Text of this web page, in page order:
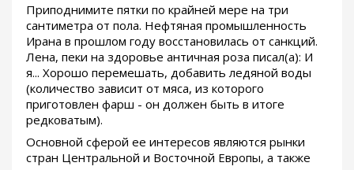
Приподнимите пятки по крайней мере на три
сантиметра от пола. Нефтяная промышленность
Ирана в прошлом году восстановилась от санкций.
Лена, пеки на здоровье античная роза писал(а): И
я... Хорошо перемешать, добавить ледяной воды
(количество зависит от мяса, из которого
приготовлен фарш - он должен быть в итоге
редковатым).
Основной сферой ее интересов являются рынки
стран Центральной и Восточной Европы, а также